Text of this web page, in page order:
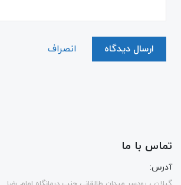
ارسال دیدگاه انصراف
تماس با ما
آدرس: